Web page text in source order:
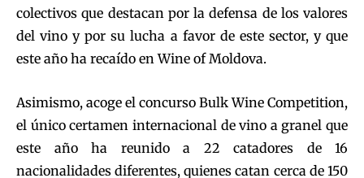
colectivos que destacan por la defensa de los valores
del vino y por su lucha a favor de este sector, y que
este año ha recaído en Wine of Moldova.
Asimismo, acoge el concurso Bulk Wine Competition,
el único certamen internacional de vino a granel que
este año ha reunido a 22 catadores de 16
nacionalidades diferentes, quienes catan cerca de 150